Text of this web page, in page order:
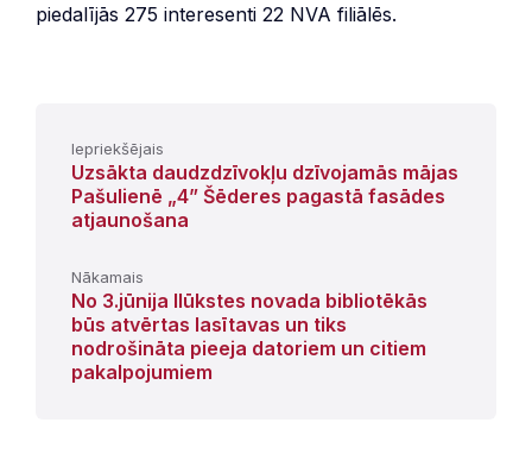
piedalījās 275 interesenti 22 NVA filiālēs.
Iepriekšējais
Uzsākta daudzdzīvokļu dzīvojamās mājas
Pašulienē „4” Šēderes pagastā fasādes
atjaunošana
Nākamais
No 3.jūnija Ilūkstes novada bibliotēkās
būs atvērtas lasītavas un tiks
nodrošināta pieeja datoriem un citiem
pakalpojumiem